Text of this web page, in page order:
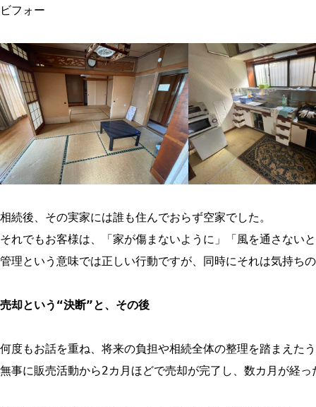
ビフォー
相続後、その実家には誰も住んでおらず空家でした。
それでもお客様は、「家が傷まないように」「風を通さない
管理という意味では正しい行動ですが、同時にそれは気持ち
売却という“決断”と、その後
何度もお話を重ね、将来の負担や相続全体の整理を踏まえた
無事に販売活動から2カ月ほどで売却が完了し、数カ月が経っ